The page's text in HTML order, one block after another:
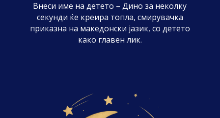
Внеси име на детето – Дино за неколку
секунди ќе креира топла, смирувачка
приказна на македонски јазик, со детето
како главен лик.